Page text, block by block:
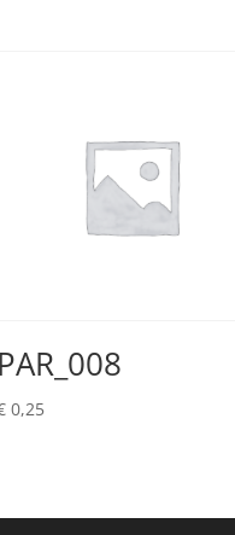
PAR_008
0,25